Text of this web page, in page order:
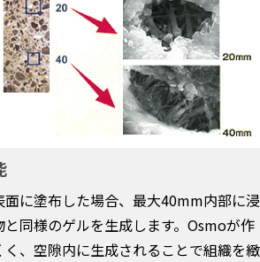
に塗布した場合、最大40mm内部に浸
同様のゲルを生成します。Osmoが作
、空隙内に生成されることで組織を緻